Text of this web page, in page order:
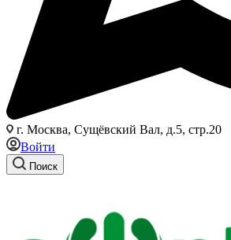
г. Москва, Сущёвский Вал, д.5, стр.20
Войти
Поиск